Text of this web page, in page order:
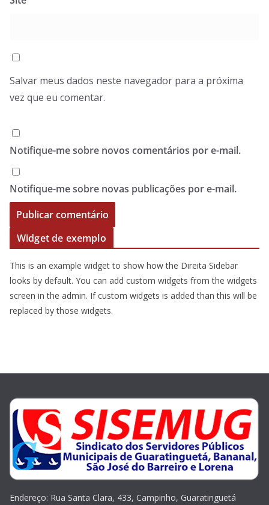
Salvar meus dados neste navegador para a próxima
vez que eu comentar.
Notifique-me sobre novos comentários por e-mail.
Notifique-me sobre novas publicações por e-mail.
Widget de exemplo
This is an example widget to show how the Direita Sidebar
looks by default. You can add custom widgets from the widgets
screen in the admin. If custom widgets is added than this will be
replaced by those widgets.
Endereço: Rua Santa Clara, 433, Campinho, Guaratinguetá